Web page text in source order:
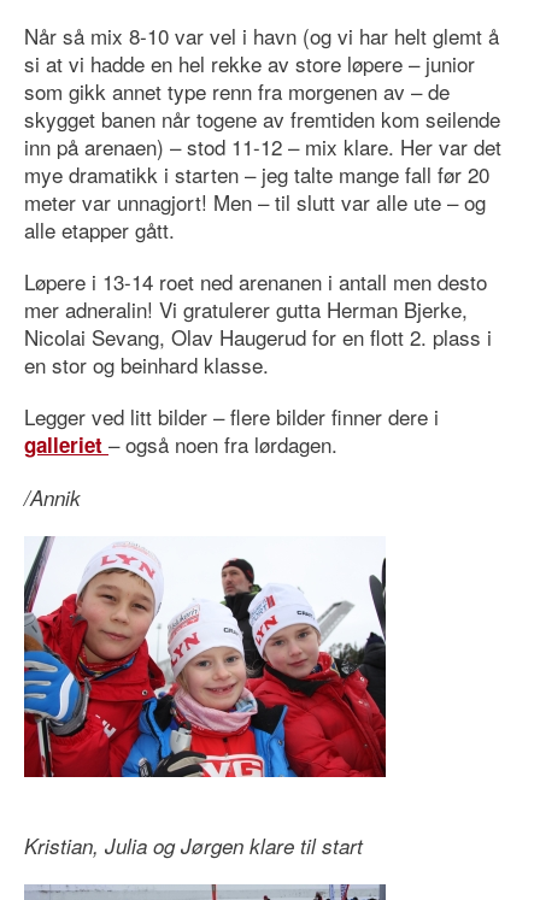
Når så mix 8-10 var vel i havn (og vi har helt glemt å
si at vi hadde en hel rekke av store løpere – junior
som gikk annet type renn fra morgenen av – de
skygget banen når togene av fremtiden kom seilende
inn på arenaen) – stod 11-12 – mix klare. Her var det
mye dramatikk i starten – jeg talte mange fall før 20
meter var unnagjort! Men – til slutt var alle ute – og
alle etapper gått.
Løpere i 13-14 roet ned arenanen i antall men desto
mer adneralin! Vi gratulerer gutta Herman Bjerke,
Nicolai Sevang, Olav Haugerud for en flott 2. plass i
en stor og beinhard klasse.
Legger ved litt bilder – flere bilder finner dere i
galleriet – også noen fra lørdagen.
/Annik
Kristian, Julia og Jørgen klare til start